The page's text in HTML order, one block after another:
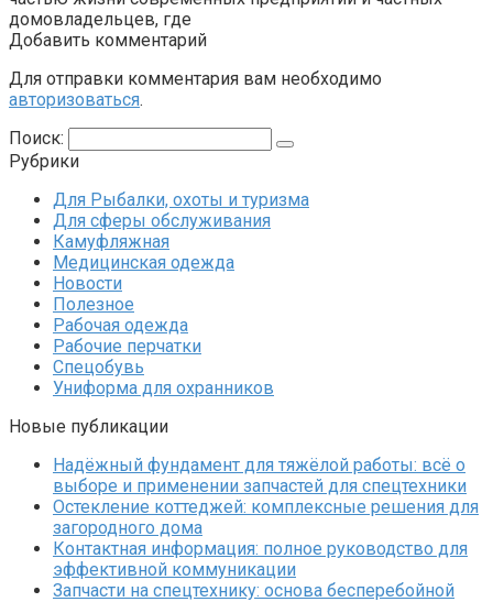
домовладельцев, где
Добавить комментарий
Для отправки комментария вам необходимо
авторизоваться.
Поиск:
Рубрики
Для Рыбалки, охоты и туризма
Для сферы обслуживания
Камуфляжная
Медицинская одежда
Новости
Полезное
Рабочая одежда
Рабочие перчатки
Спецобувь
Униформа для охранников
Новые публикации
Надёжный фундамент для тяжёлой работы: всё о
выборе и применении запчастей для спецтехники
Остекление коттеджей: комплексные решения для
загородного дома
Контактная информация: полное руководство для
эффективной коммуникации
Запчасти на спецтехнику: основа бесперебойной